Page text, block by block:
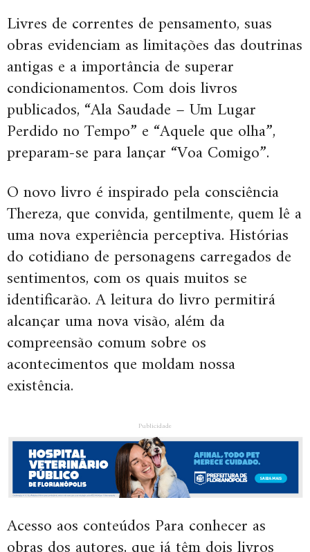
Livres de correntes de pensamento, suas
obras evidenciam as limitações das doutrinas
antigas e a importância de superar
condicionamentos. Com dois livros
publicados, “Ala Saudade – Um Lugar
Perdido no Tempo” e “Aquele que olha”,
preparam-se para lançar “Voa Comigo”.
O novo livro é inspirado pela consciência
Thereza, que convida, gentilmente, quem lê a
uma nova experiência perceptiva. Histórias
do cotidiano de personagens carregados de
sentimentos, com os quais muitos se
identificarão. A leitura do livro permitirá
alcançar uma nova visão, além da
compreensão comum sobre os
acontecimentos que moldam nossa
existência.
Publicidade
Acesso aos conteúdos Para conhecer as